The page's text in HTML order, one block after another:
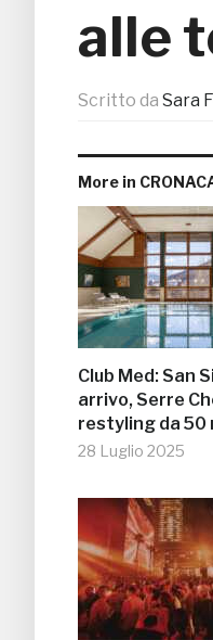
alle
Scritto da Sara
More in
Club Med: San
arrivo, Serre
restyling da 50
28 Luglio 2025